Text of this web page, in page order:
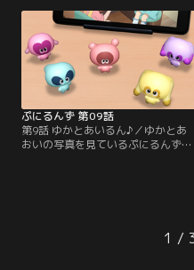
ントを探すため、2人はぷにの世界
を旅する。「もとにもどるには、ぷ
にぷにされなければ！」そう思った
2人は、旅の途中で出会ったあいる
んたちと交流を深めながら、ぷにぷ
にし合う。
ぷにるんず 第09話
第9話 ゆかとあいるん♪／ゆかとあ
おいの写真を見ているぷにるんず。
日だった。こむぎと公園に行ったゆ
かは、ひとりでブランコに乗るあい
1